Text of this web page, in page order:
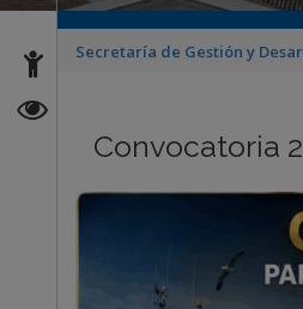
Secretaría de Gestión y
Convocatoria